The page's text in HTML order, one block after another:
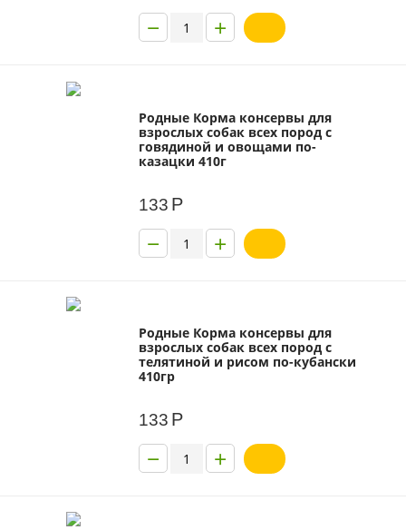
+
−
Родные Корма консервы для
взрослых собак всех пород с
говядиной и овощами по-
казацки 410г
133 Р
+
−
Родные Корма консервы для
взрослых собак всех пород с
телятиной и рисом по-кубански
410гр
133 Р
+
−